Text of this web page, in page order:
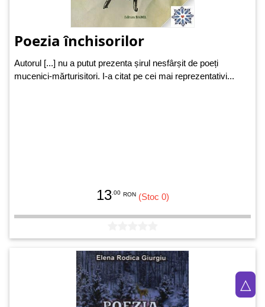
Poezia închisorilor
Autorul [...] nu a putut prezenta șirul nesfârșit de poeți
mucenici-mărturisitori. I-a citat pe cei mai reprezentativi...
13.00 RON (Stoc 0)
△